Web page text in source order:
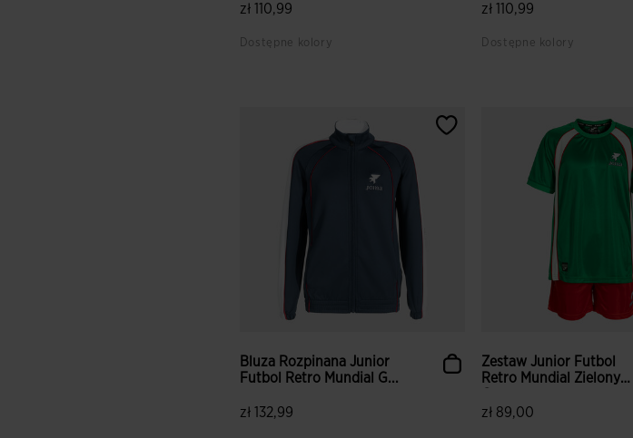
zł 110,99
Dostępne kolory
zł 110,99
Dostępne kolory
Bluza Rozpinana Junior
Futbol Retro Mundial G...
zł 132,99
Zestaw Junior Futbol
Retro Mundial Zielony
zł 89,00